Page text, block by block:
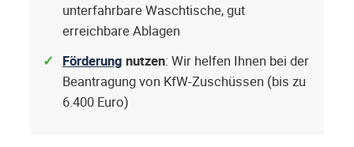
unterfahrbare Waschtische, gut
erreichbare Ablagen
Förderung nutzen: Wir helfen Ihnen bei der
Beantragung von KfW-Zuschüssen (bis zu
6.400 Euro)